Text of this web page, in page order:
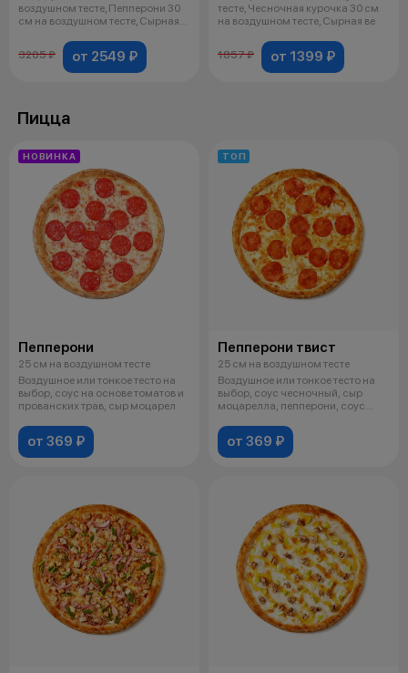
воздушном тесте, Пепперони 30
см на воздушном тесте, Сырная
3205 ₽
от 2549 ₽
тесте, Чесночная курочка 30 см
на воздушном тесте, Сырная ве
1857 ₽ от 1399 ₽
Пицца
НОВИНКА
Пепперони
25 см на воздушном тесте
Воздушное или тонкое тесто на
выбор, соус на основе томатов и
прованских трав, сыр моцарел
от 369 ₽
ТОП
Пепперони твист
25 см на воздушном тесте
Воздушное или тонкое тесто на
выбор, соус чесночный, сыр
моцарелла, пепперони, соус
от 369 ₽